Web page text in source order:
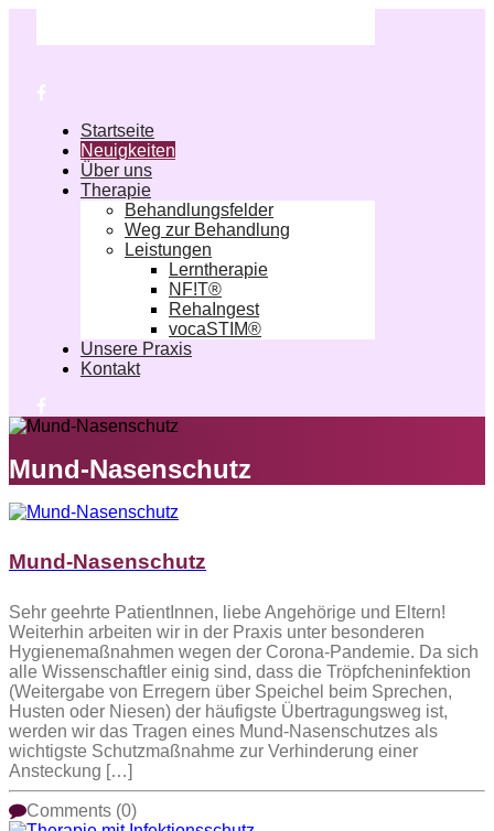
Startseite
Neuigkeiten
Über uns
Therapie
Behandlungsfelder
Weg zur Behandlung
Leistungen
Lerntherapie
NF!T®
RehaIngest
vocaSTIM®
Unsere Praxis
Kontakt
Mund-Nasenschutz
Mund-Nasenschutz
Sehr geehrte PatientInnen, liebe Angehörige und Eltern!
Weiterhin arbeiten wir in der Praxis unter besonderen
Hygienemaßnahmen wegen der Corona-Pandemie. Da sich
alle Wissenschaftler einig sind, dass die Tröpfcheninfektion
(Weitergabe von Erregern über Speichel beim Sprechen,
Husten oder Niesen) der häufigste Übertragungsweg ist,
werden wir das Tragen eines Mund-Nasenschutzes als
wichtigste Schutzmaßnahme zur Verhinderung einer
Ansteckung […]
Comments (0)